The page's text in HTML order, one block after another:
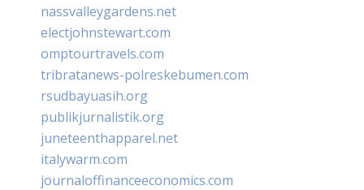
nassvalleygardens.net
electjohnstewart.com
omptourtravels.com
tribratanews-polreskebumen.com
rsudbayuasih.org
publikjurnalistik.org
juneteenthapparel.net
italywarm.com
journaloffinanceeconomics.com